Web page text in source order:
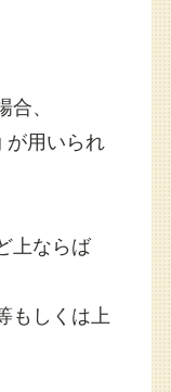
、
用いられ
上ならば
もしくは上